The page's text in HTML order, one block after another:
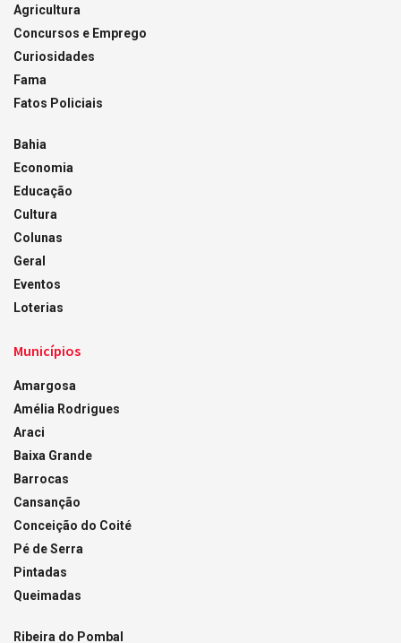
Agricultura
Concursos e Emprego
Curiosidades
Fama
Fatos Policiais
Bahia
Economia
Educação
Cultura
Colunas
Geral
Eventos
Loterias
Municípios
Amargosa
Amélia Rodrigues
Araci
Baixa Grande
Barrocas
Cansanção
Conceição do Coité
Pé de Serra
Pintadas
Queimadas
Ribeira do Pombal